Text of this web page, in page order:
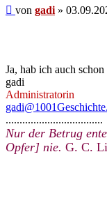
Beitrag
von gadi »
Ja, hab ich auch schon
gadi
Administratorin
...................................
Nur der Betrug
Opfer] nie. G. C.